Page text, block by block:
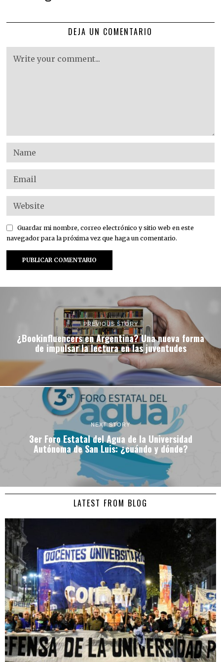
DEJA UN COMENTARIO
Guardar mi nombre, correo electrónico y sitio web en este
navegador para la próxima vez que haga un comentario.
PREVIOUS STORY
¿Bookinfluencers en Argentina? Una nueva forma
de impulsar la lectura en las juventudes
NEXT STORY
3er Foro Estatal del Agua de la Universidad
Autónoma de San Luis: ¿cuándo y dónde?
LATEST FROM BLOG